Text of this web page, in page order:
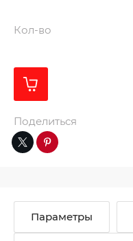
Кол-во
Поделиться
Параметры